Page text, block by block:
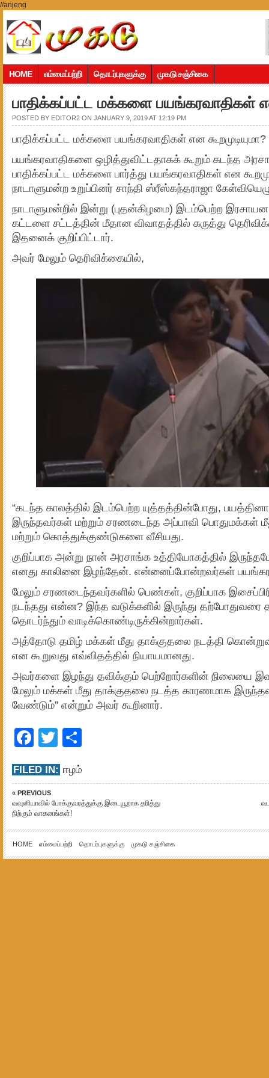
//anjeng
HOME எம்மைப்பற்றி தொடர்புகளுக்கு முகடு சஞ்சிகை
பாதிக்கப்பட்ட மக்களை பயங்கரவாதிகள் என
POSTED BY EDITOR2 ON JANUARY 9, 2019 AT 12:19 PM
பாதிக்கப்பட்ட மக்களை பயங்கரவாதிகள் என கூறமுடியுமா?
பயங்கரவாதிகளை ஒழித்துவிட்டதாகக் கூறும் கடந்த
பாதிக்கப்பட்ட மக்களை பார்த்து பயங்கரவாதிகள் என
நாடாளுமன்ற உறுப்பினர் சாந்தி ஸ்ரீஸ்கந்தராஜா
நாடாளுமன்றில் இன்று (புதன்கிழமை) இடம்பெற்ற
கட்டளை சட்டத்தின் மீதான விவாதத்தில் கருத்து
இதனைக் குறிப்பிட்டார்.
அவர் மேலும் தெரிவிக்கையில்,
“கடந்த காலத்தில் இடம்பெற்ற யுத்தத்தின்போது,
இருந்தவர்கள் மற்றும் சரணடைந்த அப்பாவி பொதுமக்கள்
மற்றும் கொத்துக்குண்டுகளை வீசியது.
குறிப்பாக அன்று நான் அரசாங்க உத்தியோகத்தில்
எனது காலினை இழந்தேன். என்னைப்போன்றவர்கள்
மேலும் சரணடைந்தவர்களில் பெண்கள், குறிப்பாக
நடந்தது என்ன? இந்த வடுக்களில் இருந்து தற்போதுவரை
தொடர்ந்தும் வாடிக்கொண்டிருக்கின்றார்கள்.
அத்தோடு தமிழ் மக்கள் மீது தாக்குதலை நடத்தி
என கூறுவது எவ்விதத்தில் நியாயமானது.
அவர்களை இழந்து தவிக்கும் பெற்றோர்களின் நிலையை
மேலும் மக்கள் மீது தாக்குதலை நடத்த காரணமாக
வேண்டும்” என்றும் அவர் கூறினார்.
Facebook
Twitter
FILED IN: ஈழம்
« PREVIOUS
வவுனியாவில் போக்குவரத்துக்கு இடையூறாக தரித்து
நிற்கும் வாகனங்கள்!
HOME எம்மைப்பற்றி தொடர்புகளுக்கு முகடு சஞ்சிகை